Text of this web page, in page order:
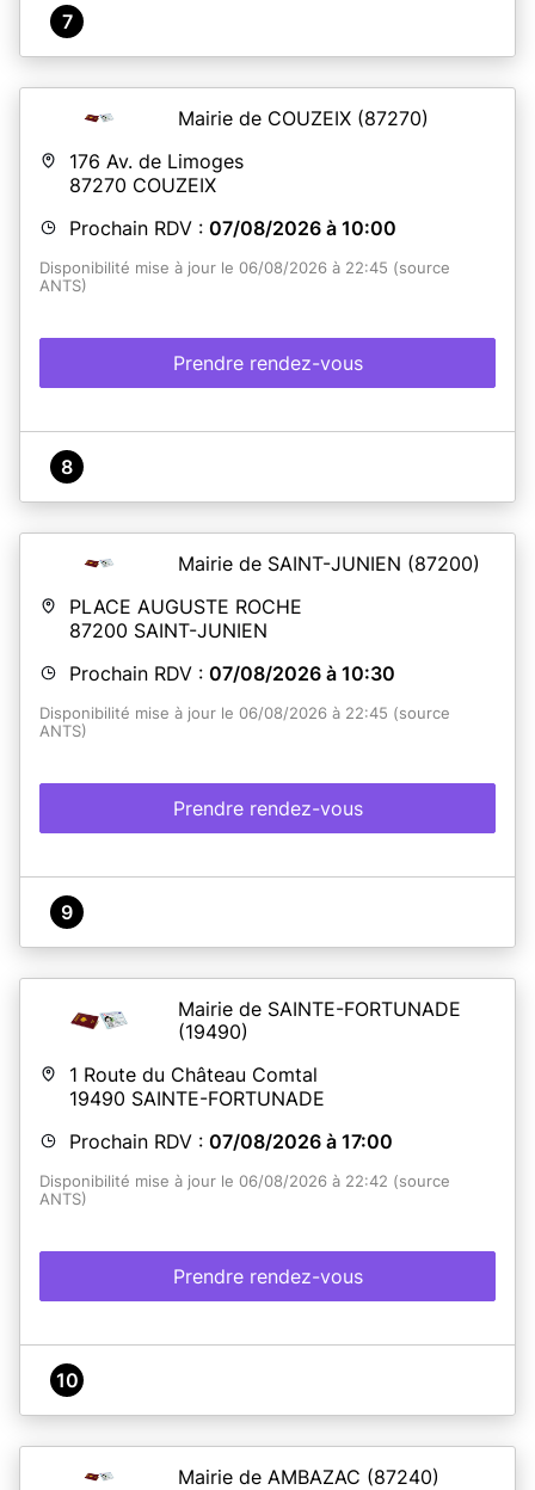
7
Mairie de COUZEIX (87270)
176 Av. de Limoges
87270 COUZEIX
Prochain RDV : 07/08/2026 à 10:00
Disponibilité mise à jour le 06/08/2026 à 22:45 (source
ANTS)
Prendre rendez-vous
8
Mairie de SAINT-JUNIEN (87200)
PLACE AUGUSTE ROCHE
87200 SAINT-JUNIEN
Prochain RDV : 07/08/2026 à 10:30
Disponibilité mise à jour le 06/08/2026 à 22:45 (source
ANTS)
Prendre rendez-vous
9
Mairie de SAINTE-FORTUNADE
(19490)
1 Route du Château Comtal
19490 SAINTE-FORTUNADE
Prochain RDV : 07/08/2026 à 17:00
Disponibilité mise à jour le 06/08/2026 à 22:42 (source
ANTS)
Prendre rendez-vous
10
Mairie de AMBAZAC (87240)